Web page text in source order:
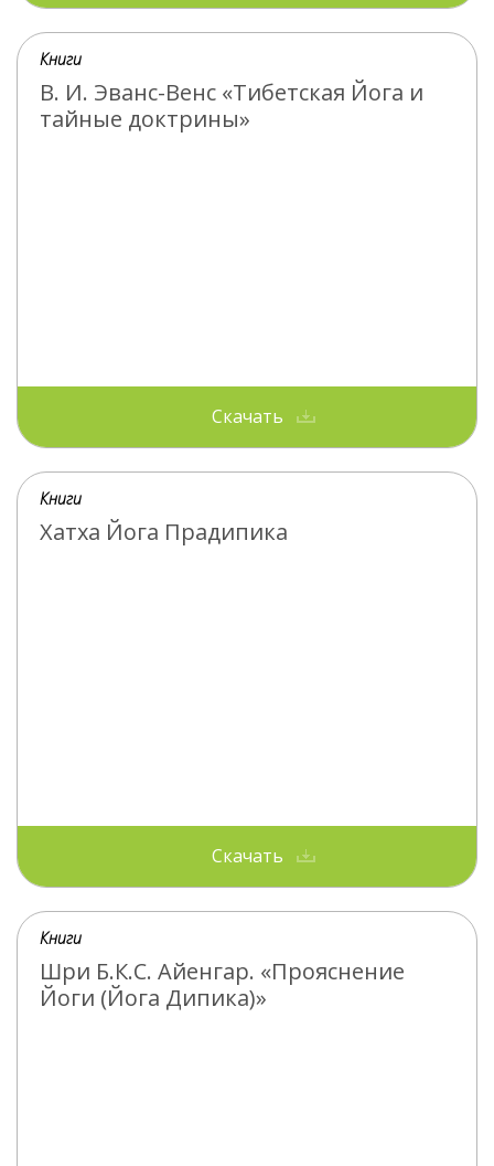
Книги
В. И. Эванс-Венс «Тибетская Йога и
тайные доктрины»
Скачать
Книги
Хатха Йога Прадипика
Скачать
Книги
Шри Б.К.С. Айенгар. «Прояснение
Йоги (Йога Дипика)»